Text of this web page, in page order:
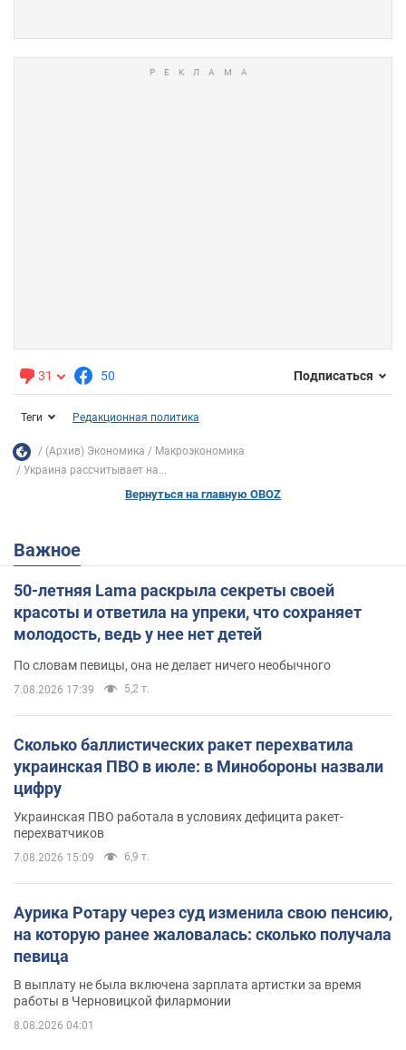
31 50 Подписаться
Теги Редакционная политика
(Архив) Экономика
Mакроэкономика
Украина рассчитывает на...
Вернуться на главную OBOZ
Важное
50-летняя Lama раскрыла секреты своей
красоты и ответила на упреки, что сохраняет
молодость, ведь у нее нет детей
По словам певицы, она не делает ничего необычного
7.08.2026 17:39 5,2 т.
Сколько баллистических ракет перехватила
украинская ПВО в июле: в Минобороны назвали
цифру
Украинская ПВО работала в условиях дефицита ракет-
перехватчиков
7.08.2026 15:09 6,9 т.
Аурика Ротару через суд изменила свою пенсию,
на которую ранее жаловалась: сколько получала
певица
В выплату не была включена зарплата артистки за время
работы в Черновицкой филармонии
8.08.2026 04:01